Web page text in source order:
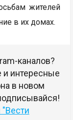
жителей
в их домах.
каналов?
интересные
в новом